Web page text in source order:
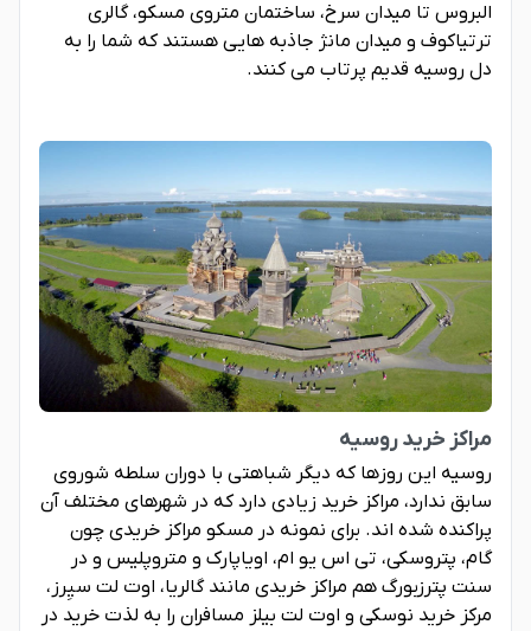
البروس تا میدان سرخ، ساختمان متروی مسکو، گالری
ترتیاکوف و میدان مانژ جاذبه هایی هستند که شما را به
دل روسیه قدیم پرتاب می کنند.
مراکز خرید روسیه
روسیه این روزها که دیگر شباهتی با دوران سلطه شوروی
سابق ندارد، مراکز خرید زیادی دارد که در شهرهای مختلف آن
پراکنده شده اند. برای نمونه در مسکو مراکز خریدی چون
گام، پتروسکی، تی اس یو ام، اویاپارک و متروپلیس و در
سنت پترزبورگ هم مراکز خریدی مانند گالریا، اوت لت سیِرز،
مرکز خرید نوسکی و اوت لت بیلز مسافران را به لذت خرید در